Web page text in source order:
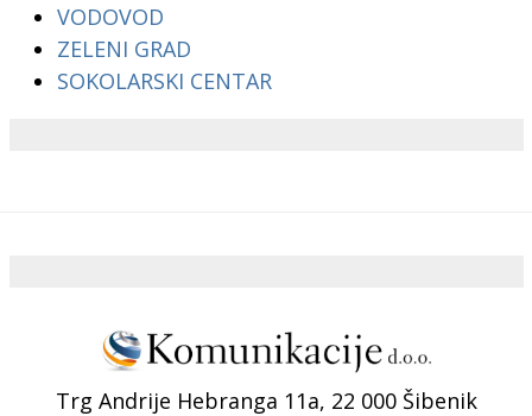
VODOVOD
ZELENI GRAD
SOKOLARSKI CENTAR
Trg Andrije Hebranga 11a, 22 000 Šibenik